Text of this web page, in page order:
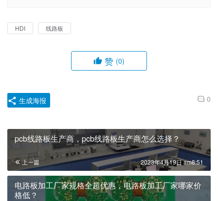
HDI 线路板
赞 (0)
0
生成海报
pcb线路板生产商，pcb线路板生产商怎么选择？
上一篇 2023年4月19日 am8:51
电路板加工厂家规格全超优惠，电路板加工厂家哪家价
格低？